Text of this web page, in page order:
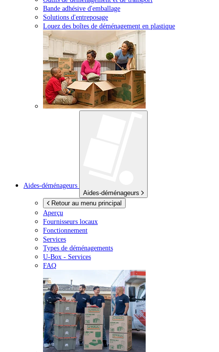
Bande adhésive d'emballage
Solutions d'entreposage
Louez des boîtes de déménagement en plastique
Aides-déménageurs
Aides-déménageurs
Retour au menu principal
Aperçu
Fournisseurs locaux
Fonctionnement
Services
Types de déménagements
U-Box - Services
FAQ